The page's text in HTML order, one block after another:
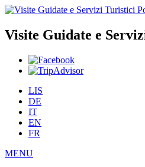
Visite Guidate e
LIS
DE
IT
EN
FR
MENU